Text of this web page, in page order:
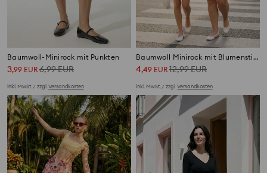
Baumwoll-Minirock mit Punkten
3,99 EUR6,99EUR
inkl. MwSt. / zzgl.Versandkosten
Baumwoll Minirock mit Blumenstickerei
4,49 EUR12,99EUR
inkl. MwSt. / zzgl.Versandkosten